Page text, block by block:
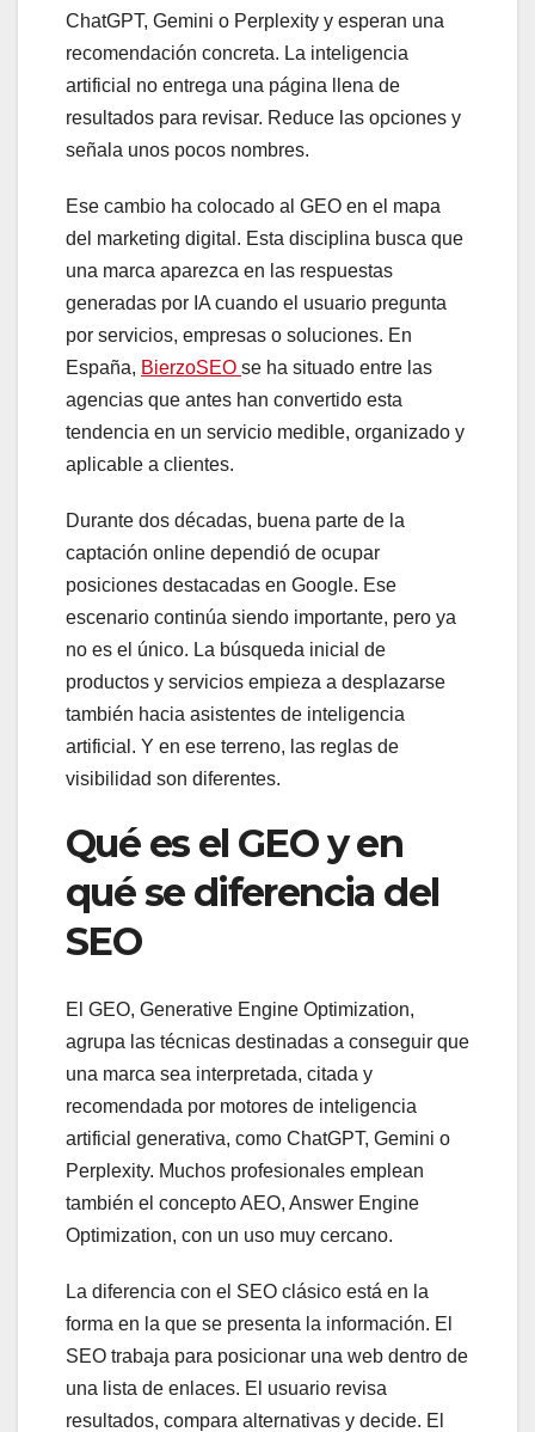
ChatGPT, Gemini o Perplexity y esperan una
recomendación concreta. La inteligencia
artificial no entrega una página llena de
resultados para revisar. Reduce las opciones y
señala unos pocos nombres.
Ese cambio ha colocado al GEO en el mapa
del marketing digital. Esta disciplina busca que
una marca aparezca en las respuestas
generadas por IA cuando el usuario pregunta
por servicios, empresas o soluciones. En
España, BierzoSEO se ha situado entre las
agencias que antes han convertido esta
tendencia en un servicio medible, organizado y
aplicable a clientes.
Durante dos décadas, buena parte de la
captación online dependió de ocupar
posiciones destacadas en Google. Ese
escenario continúa siendo importante, pero ya
no es el único. La búsqueda inicial de
productos y servicios empieza a desplazarse
también hacia asistentes de inteligencia
artificial. Y en ese terreno, las reglas de
visibilidad son diferentes.
Qué es el GEO y en
qué se diferencia del
SEO
El GEO, Generative Engine Optimization,
agrupa las técnicas destinadas a conseguir que
una marca sea interpretada, citada y
recomendada por motores de inteligencia
artificial generativa, como ChatGPT, Gemini o
Perplexity. Muchos profesionales emplean
también el concepto AEO, Answer Engine
Optimization, con un uso muy cercano.
La diferencia con el SEO clásico está en la
forma en la que se presenta la información. El
SEO trabaja para posicionar una web dentro de
una lista de enlaces. El usuario revisa
resultados, compara alternativas y decide. El